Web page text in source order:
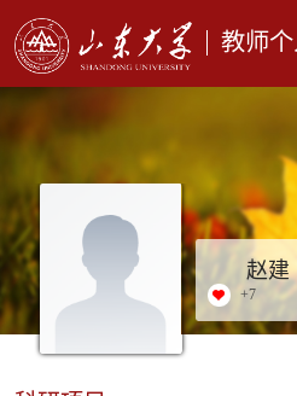
教师
赵建
+7